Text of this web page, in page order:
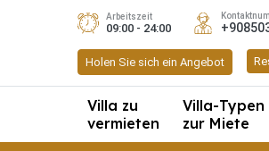
Arbeitszeit
09:00 - 24:00
Holen Sie sich ein Angebot
Villa zu
vermieten
Villa-Typen
zur Miete